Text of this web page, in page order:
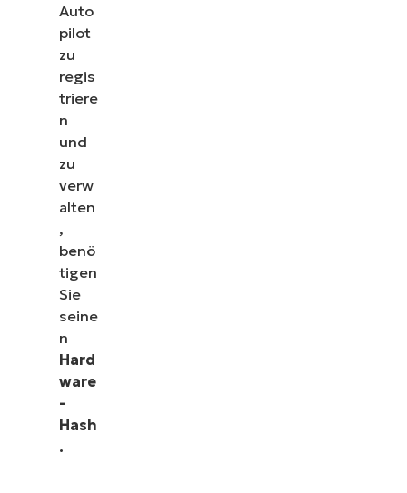
Auto
pilot
zu
regis
triere
n
und
zu
verw
alten
,
benö
tigen
Sie
seine
n
Hard
ware
-
Hash
.